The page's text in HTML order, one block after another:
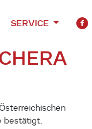
SERVICE
bestätigt.